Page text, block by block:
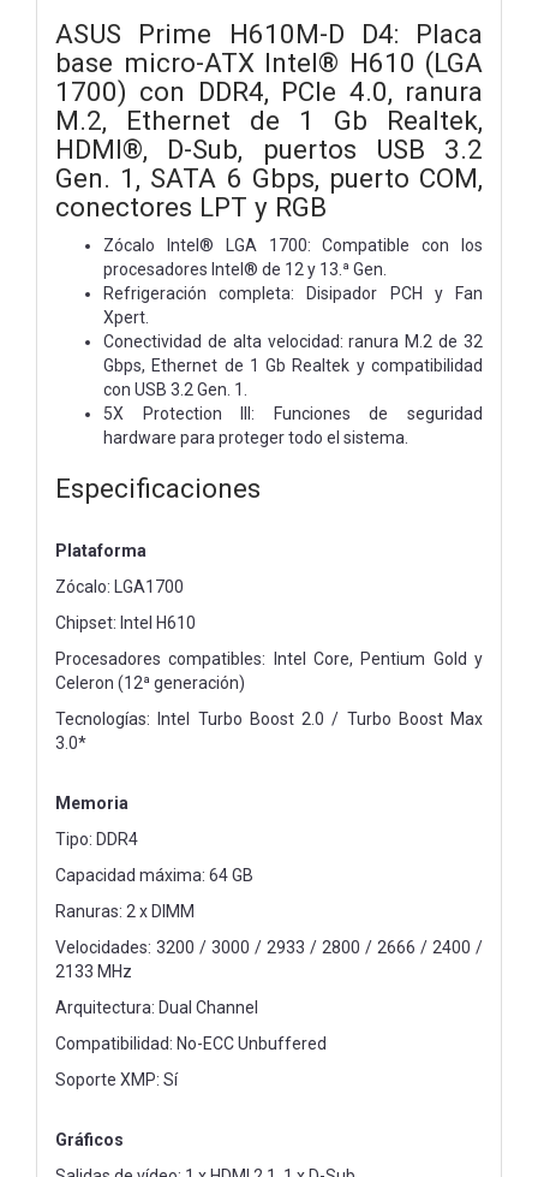
ASUS Prime H610M-D D4: Placa
base micro-ATX Intel® H610 (LGA
1700) con DDR4, PCIe 4.0, ranura
M.2, Ethernet de 1 Gb Realtek,
HDMI®, D-Sub, puertos USB 3.2
Gen. 1, SATA 6 Gbps, puerto COM,
conectores LPT y RGB
Zócalo Intel® LGA 1700: Compatible con los
procesadores Intel® de 12 y 13.ª Gen.
Refrigeración completa: Disipador PCH y Fan
Xpert.
Conectividad de alta velocidad: ranura M.2 de 32
Gbps, Ethernet de 1 Gb Realtek y compatibilidad
con USB 3.2 Gen. 1.
5X Protection III: Funciones de seguridad
hardware para proteger todo el sistema.
Especificaciones
Plataforma
Zócalo: LGA1700
Chipset: Intel H610
Procesadores compatibles: Intel Core, Pentium Gold y
Celeron (12ª generación)
Tecnologías: Intel Turbo Boost 2.0 / Turbo Boost Max
3.0*
Memoria
Tipo: DDR4
Capacidad máxima: 64 GB
Ranuras: 2 x DIMM
Velocidades: 3200 / 3000 / 2933 / 2800 / 2666 / 2400 /
2133 MHz
Arquitectura: Dual Channel
Compatibilidad: No-ECC Unbuffered
Soporte XMP: Sí
Gráficos